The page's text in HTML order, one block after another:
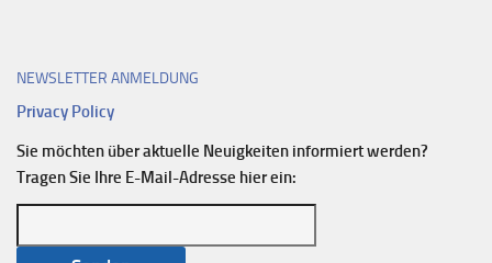
NEWSLETTER ANMELDUNG
Privacy Policy
Sie möchten über aktuelle Neuigkeiten informiert werden?
Tragen Sie Ihre E-Mail-Adresse hier ein: